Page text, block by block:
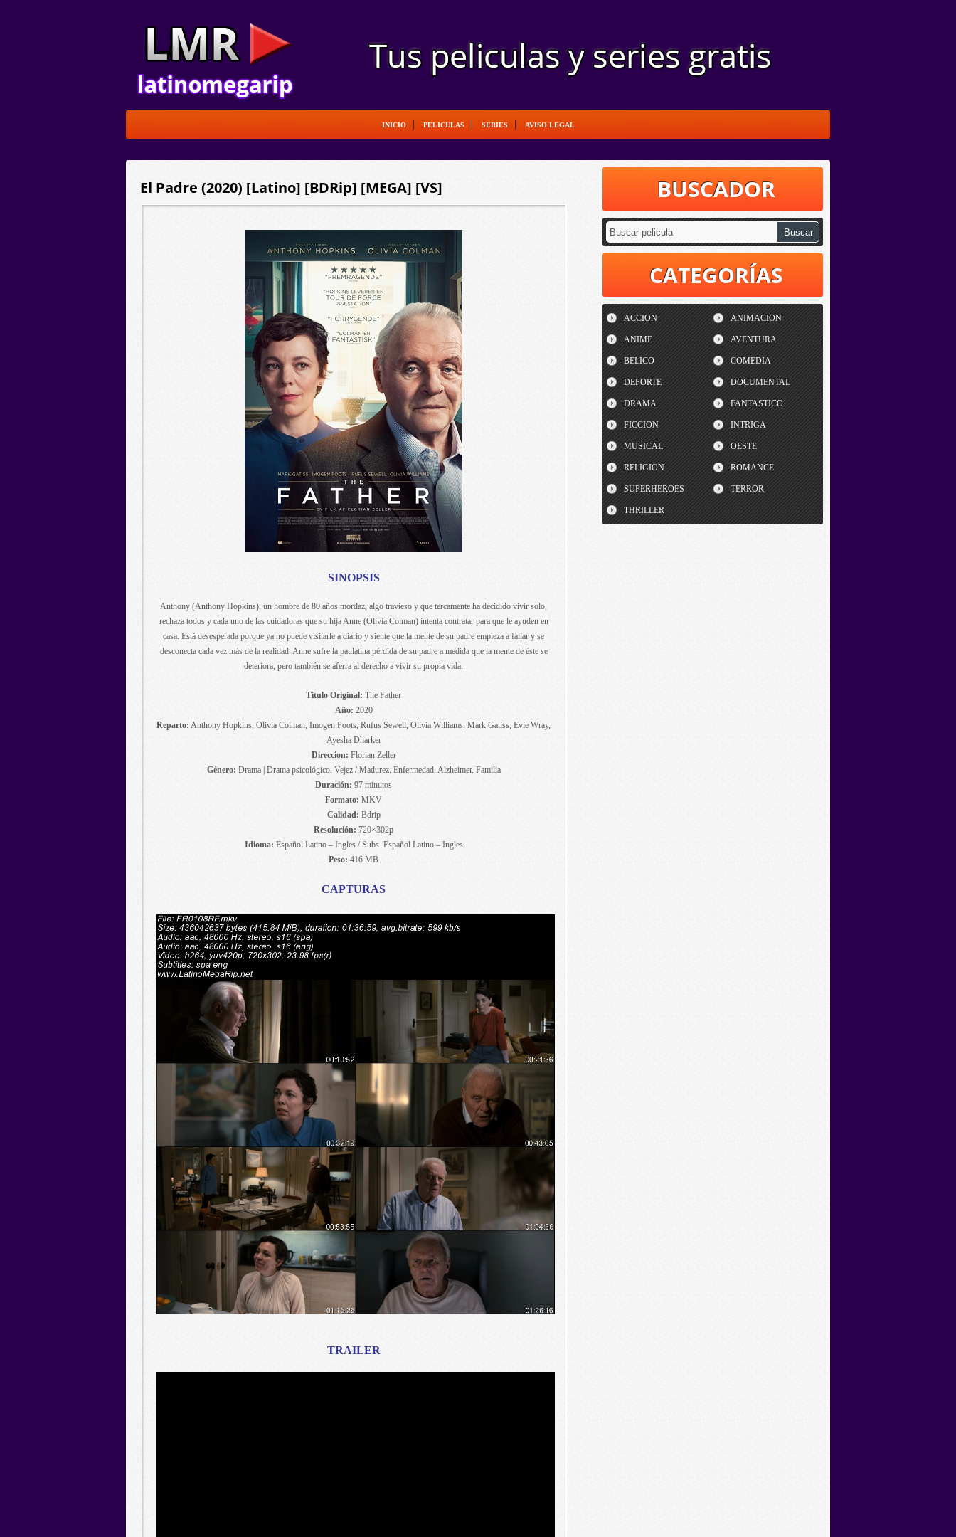
INICIO PELICULAS SERIES AVISO LEGAL
El Padre (2020) [Latino] [BDRip] [MEGA] [VS]
SINOPSIS
Anthony (Anthony Hopkins), un hombre de 80 años mordaz, algo travieso y que tercamente ha decidido vivir solo,
rechaza todos y cada uno de las cuidadoras que su hija Anne (Olivia Colman) intenta contratar para que le ayuden en
casa. Está desesperada porque ya no puede visitarle a diario y siente que la mente de su padre empieza a fallar y se
desconecta cada vez más de la realidad. Anne sufre la paulatina pérdida de su padre a medida que la mente de éste se
deteriora, pero también se aferra al derecho a vivir su propia vida.
Titulo Original: The Father
Año: 2020
Reparto: Anthony Hopkins, Olivia Colman, Imogen Poots, Rufus Sewell, Olivia Williams, Mark Gatiss, Evie Wray,
Ayesha Dharker
Direccion: Florian Zeller
Género: Drama | Drama psicológico. Vejez / Madurez. Enfermedad. Alzheimer. Familia
Duración: 97 minutos
Formato: MKV
Calidad: Bdrip
Resolución: 720×302p
Idioma: Español Latino – Ingles / Subs. Español Latino – Ingles
Peso: 416 MB
CAPTURAS
TRAILER
BUSCADOR
CATEGORÍAS
ACCION ANIMACION
ANIME AVENTURA
BELICO COMEDIA
DEPORTE DOCUMENTAL
DRAMA FANTASTICO
FICCION INTRIGA
MUSICAL OESTE
RELIGION ROMANCE
SUPERHEROES TERROR
THRILLER